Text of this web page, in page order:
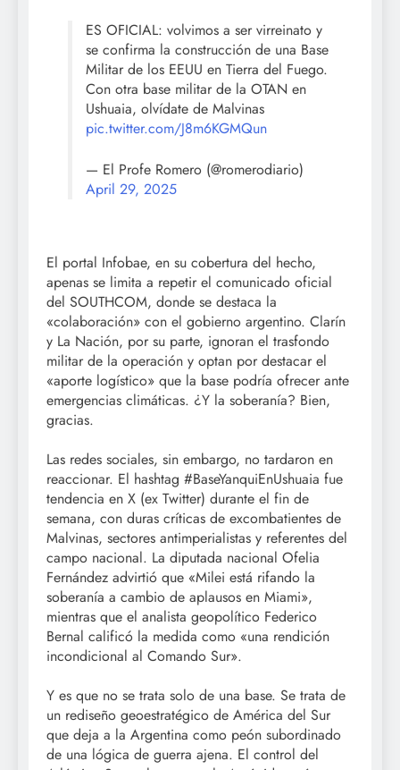
ES OFICIAL: volvimos a ser virreinato y
se confirma la construcción de una Base
Militar de los EEUU en Tierra del Fuego.
Con otra base militar de la OTAN en
Ushuaia, olvídate de Malvinas
pic.twitter.com/J8m6KGMQun
— El Profe Romero (@romerodiario)
April 29, 2025
El portal Infobae, en su cobertura del hecho,
apenas se limita a repetir el comunicado oficial
del SOUTHCOM, donde se destaca la
«colaboración» con el gobierno argentino. Clarín
y La Nación, por su parte, ignoran el trasfondo
militar de la operación y optan por destacar el
«aporte logístico» que la base podría ofrecer ante
emergencias climáticas. ¿Y la soberanía? Bien,
gracias.
Las redes sociales, sin embargo, no tardaron en
reaccionar. El hashtag #BaseYanquiEnUshuaia fue
tendencia en X (ex Twitter) durante el fin de
semana, con duras críticas de excombatientes de
Malvinas, sectores antimperialistas y referentes del
campo nacional. La diputada nacional Ofelia
Fernández advirtió que «Milei está rifando la
soberanía a cambio de aplausos en Miami»,
mientras que el analista geopolítico Federico
Bernal calificó la medida como «una rendición
incondicional al Comando Sur».
Y es que no se trata solo de una base. Se trata de
un rediseño geoestratégico de América del Sur
que deja a la Argentina como peón subordinado
de una lógica de guerra ajena. El control del